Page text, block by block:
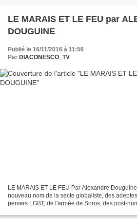
LE MARAIS ET LE FEU par
DOUGUINE
Publié le 16/11/2016 à 11:56
Par DIACONESCO_TV
LE MARAIS ET LE FEU Par Alexandre
nouveau nom de la secte globaliste, des
pervers LGBT, de l'armée de Soros, des post-